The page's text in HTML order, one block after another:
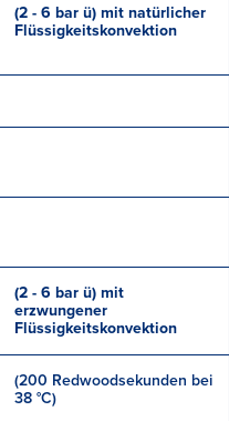
(2 - 6 bar ü) mit natürlicher
Flüssigkeitskonvektion
(2 - 6 bar ü) mit
erzwungener
Flüssigkeitskonvektion
(200 Redwoodsekunden bei
38 °C)